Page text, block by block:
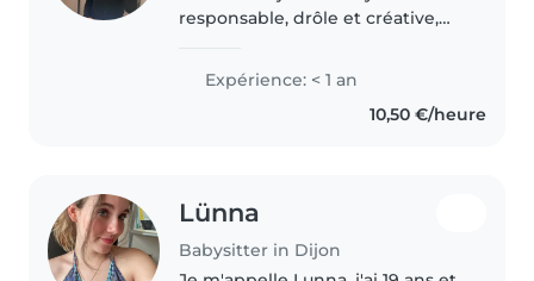
responsable, drôle et créative,
avec enthousiasme ! Je n'ai pas
d'expérience formelle mais de
nombreuses expériences..
Expérience: < 1 an
10,50 €/heure
Lünna
Babysitter in Dijon